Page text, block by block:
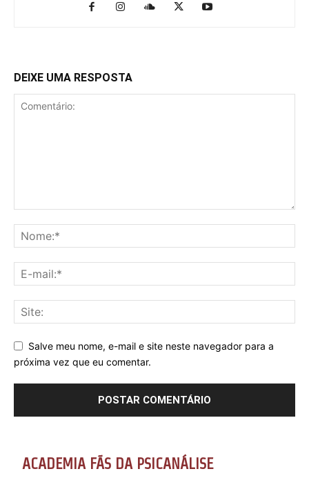
DEIXE UMA RESPOSTA
Salve meu nome, e-mail e site neste navegador para a
próxima vez que eu comentar.
ACADEMIA FÃS DA PSICANÁLISE